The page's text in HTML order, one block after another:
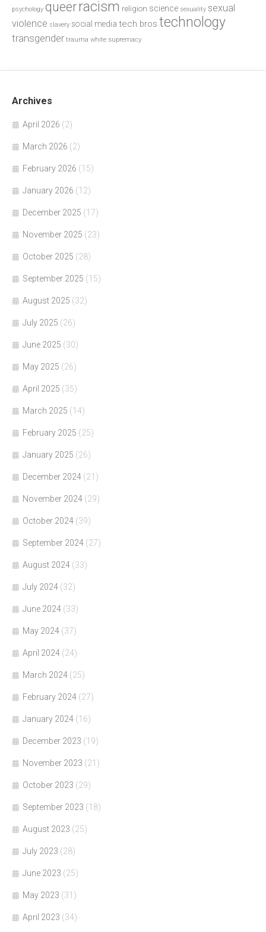
psychology queerracism religion science sexuality sexual
violence slavery social media tech bros technology
transgender trauma white supremacy
Archives
April 2026 (2)
March 2026 (2)
February 2026 (15)
January 2026 (12)
December 2025 (17)
November 2025 (23)
October 2025 (28)
September 2025 (15)
August 2025 (32)
July 2025 (26)
June 2025 (30)
May 2025 (26)
April 2025 (35)
March 2025 (14)
February 2025 (25)
January 2025 (26)
December 2024 (21)
November 2024 (29)
October 2024 (39)
September 2024 (27)
August 2024 (33)
July 2024 (32)
June 2024 (33)
May 2024 (37)
April 2024 (24)
March 2024 (25)
February 2024 (27)
January 2024 (16)
December 2023 (19)
November 2023 (21)
October 2023 (29)
September 2023 (18)
August 2023 (25)
July 2023 (28)
June 2023 (25)
May 2023 (31)
April 2023 (34)